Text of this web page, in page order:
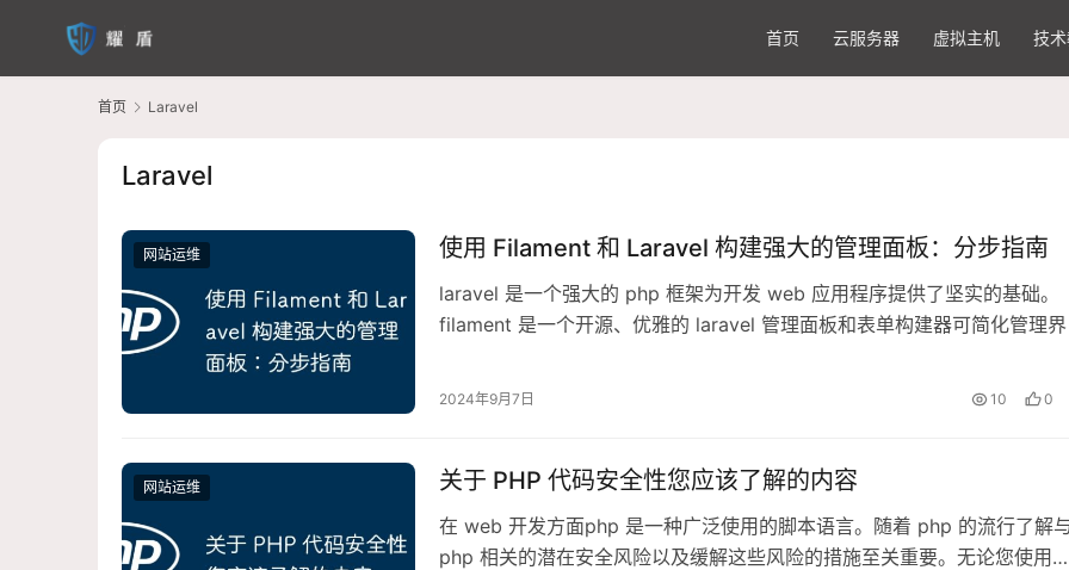
首页 云服务器 虚拟主机 技
首页 Laravel
Laravel
网站运维 使用 Filament 和 Laravel 构建强大的管理面板：分步指南
laravel 是一个强大的 php 框架为开发 web 应用程序提供了坚实的基础。
filament 是一个开源、优雅的 laravel 管理面板和表单构建器可简化管理界
2024年9月7日 10 0
网站运维 关于 PHP 代码安全性您应该了解的内容
在 web 开发方面php 是一种广泛使用的脚本语言。随着 php 的流行了解
php 相关的潜在安全风险以及缓解这些风险的措施至关重要。无论您使用